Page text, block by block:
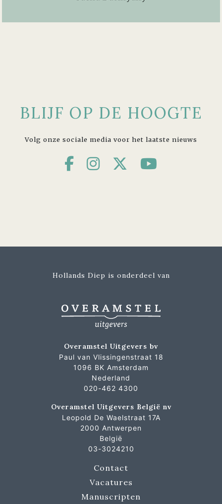
BLIJF OP DE HOOGTE
Volg onze sociale media voor het laatste nieuws
Hollands Diep is onderdeel van
Overamstel Uitgevers bv
Paul van Vlissingenstraat 18
1096 BK Amsterdam
Nederland
020-462 4300
Overamstel Uitgevers België nv
Leopold De Waelstraat 17A
2000 Antwerpen
België
03-3024210
Contact
Vacatures
Manuscripten